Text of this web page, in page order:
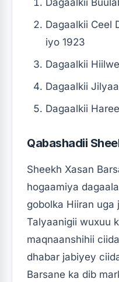
Dagaalkii
Dagaalkii Ceel
iyo 1923
Dagaalkii
Dagaalkii
Dagaalkii
Qabashadii
Sheekh Xasan
hogaamiya
gobolka Hiiran uga
Talyaanigii wuxuu
maqnaanshihii
dhabar jabiyey
Barsane ka dib